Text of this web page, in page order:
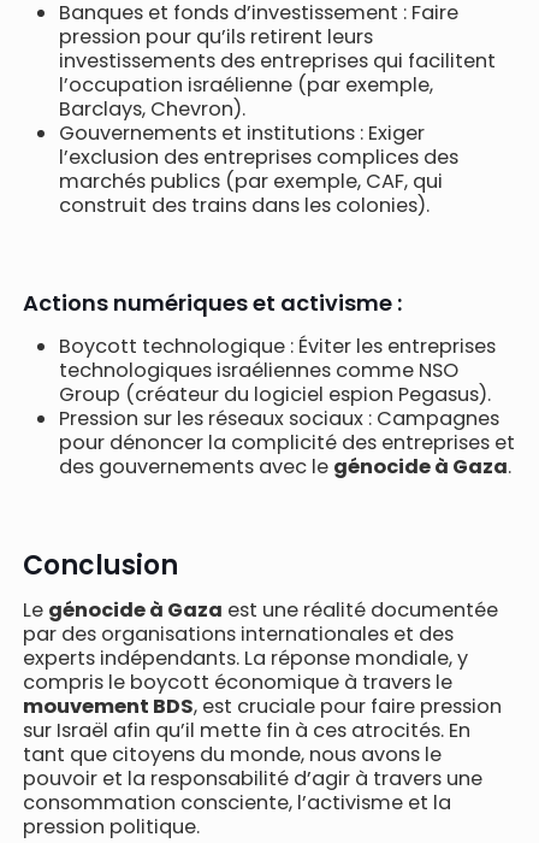
Banques et fonds d’investissement : Faire
pression pour qu’ils retirent leurs
investissements des entreprises qui facilitent
l’occupation israélienne (par exemple,
Barclays, Chevron).
Gouvernements et institutions : Exiger
l’exclusion des entreprises complices des
marchés publics (par exemple, CAF, qui
construit des trains dans les colonies).
Actions numériques et activisme :
Boycott technologique : Éviter les entreprises
technologiques israéliennes comme NSO
Group (créateur du logiciel espion Pegasus).
Pression sur les réseaux sociaux : Campagnes
pour dénoncer la complicité des entreprises et
des gouvernements avec le génocide à Gaza.
Conclusion
Le génocide à Gaza est une réalité documentée
par des organisations internationales et des
experts indépendants. La réponse mondiale, y
compris le boycott économique à travers le
mouvement BDS, est cruciale pour faire pression
sur Israël afin qu’il mette fin à ces atrocités. En
tant que citoyens du monde, nous avons le
pouvoir et la responsabilité d’agir à travers une
consommation consciente, l’activisme et la
pression politique.